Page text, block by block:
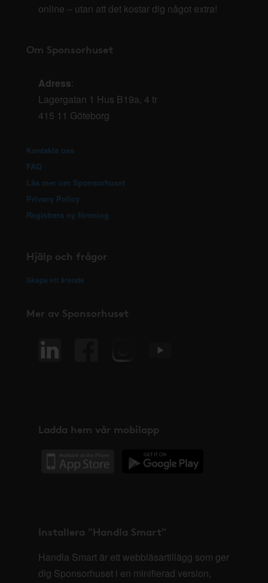
online – utan att det kostar dig något extra!
Om Sponsorhuset
Adress:
Lagergatan 1 Hus B19a, 4 tr
415 11 Göteborg
Kontakta oss
FAQ
Läs mer om Sponsorhuset
Privacy Policy
Registrera ny förening
Hjälp och frågor
Skapa ett ärende
Mer av Sponsorhuset
Ladda hem vår mobilapp
Installera "Handla Smart"
Handla Smart är ett webbläsartillägg som ger
dig Sponsorhuset i en minifierad version,